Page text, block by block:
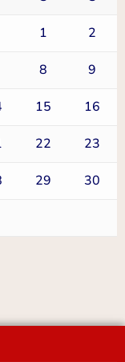
1 2
8 9
15 16
22 23
29 30